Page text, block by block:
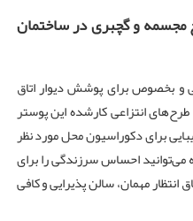
مجسمه و گچبریدر ساختمان
بخصوص برای پوشش دیوار اتاق
انتزاعی کارشده این پوستر
برای دکوراسیون محل مورد نظر
احساس سرزندگی را برای
مهمان، سالن پذیرایی و کافی